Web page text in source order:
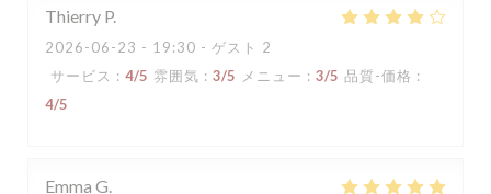
Thierry P
2026-06-23 - 19:30 - ゲスト 2
サービス : 4/5 雰囲気 : 3/5 メニュー : 3/5 品質-価格 :
4/5
Emma G